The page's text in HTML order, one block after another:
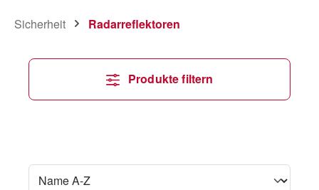
Sicherheit Radarreflektoren
Produkte filtern